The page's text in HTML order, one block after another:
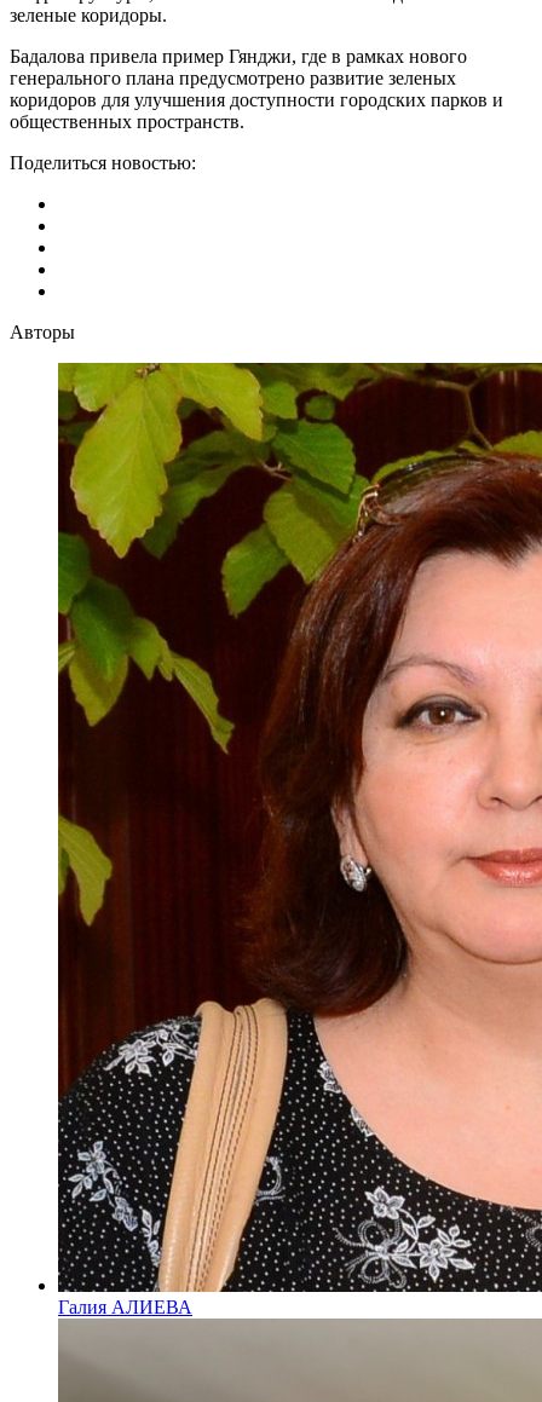
зеленые коридоры.
Бадалова привела пример Гянджи, где в рамках нового
генерального плана предусмотрено развитие зеленых
коридоров для улучшения доступности городских парков и
общественных пространств.
Поделиться новостью:
Авторы
Галия АЛИЕВА